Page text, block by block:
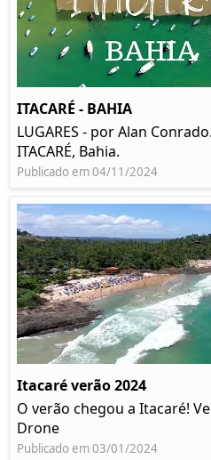
ITACARÉ - BAHIA
LUGARES - por Alan
ITACARÉ, Bahia.
Publicado em 04/11/2024
Itacaré verão 2024
O verão chegou a Itacaré!
Drone
Publicado em 03/01/2024